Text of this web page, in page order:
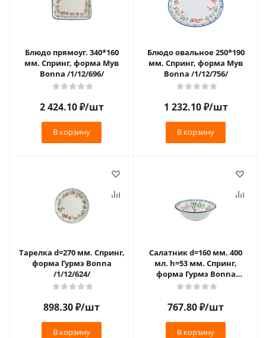
Блюдо прямоуг. 340*160
мм. Спринг, форма Мув
Bonna /1/12/696/
2 424.10₽/шт
В корзину
Блюдо овальное 250*190
мм. Спринг, форма Мув
Bonna /1/12/756/
1 232.10₽/шт
В корзину
Тарелка d=270 мм. Спринг,
форма Гурмэ Bonna
/1/12/624/
898.30₽/шт
В корзину
Салатник d=160 мм. 400
мл. h=53 мм. Спринг,
форма Гурмэ Bonna
/1/12/1128/
767.80₽/шт
В корзину